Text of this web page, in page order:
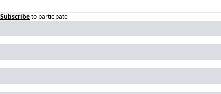
Subscribeto participate